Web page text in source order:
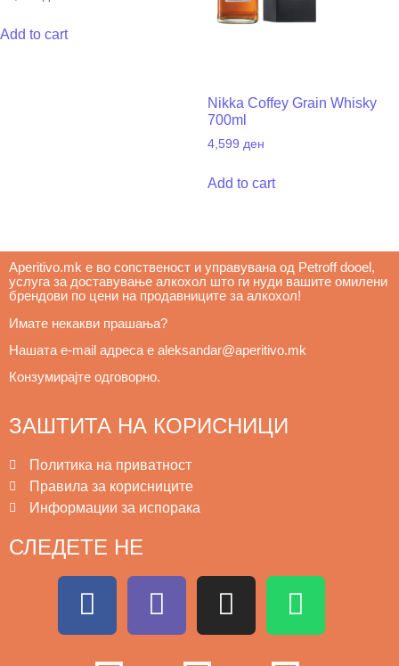
Add to cart
Nikka Coffey Grain Whisky
700ml
4,599 ден
Add to cart
Aperitivo.mk е во сопственост и управувана од Petroff dooel,
услуга за доставување алкохол што ги нуди вашите омилени
брендови по цени на продавниците за алкохол!
Имате некакви прашања?
Нашата e-mail адреса е aleksandar@aperitivo.mk
Конзумирајте одговорно.
ЗАШТИТА НА КОРИСНИЦИ
Политика на приватност
Правила за корисниците
Информации за испорака
СЛЕДЕТЕ НЕ